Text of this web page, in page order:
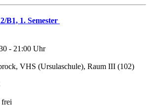
B1, 1. Semester
- 21:00 Uhr
VHS (Ursulaschule), Raum III (102)
frei